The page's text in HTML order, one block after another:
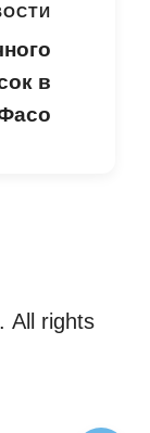
в
All rights